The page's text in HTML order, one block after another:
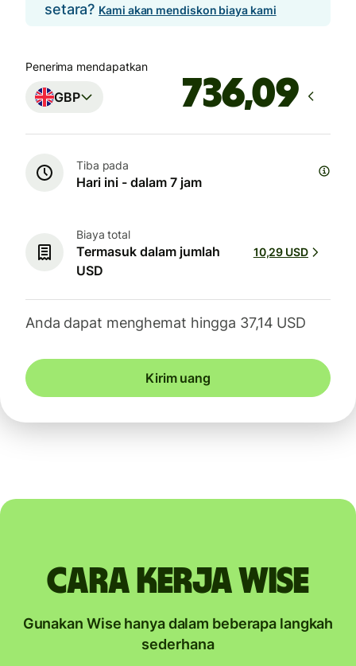
setara? Kami akan mendiskon biaya kami
Penerima mendapatkan
GBP
Tiba pada
Hari ini - dalam 7 jam
Biaya total
Termasuk dalam jumlah
USD
10,29 USD
Anda dapat menghemat hingga 37,14 USD
Kirim uang
Cara kerja Wise
Gunakan Wise hanya dalam beberapa langkah
sederhana